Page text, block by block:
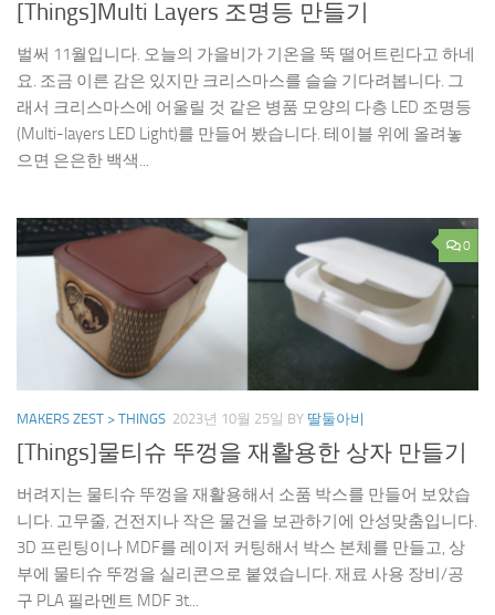
[Things]Multi Layers 조명등 만들기
벌써 11월입니다. 오늘의 가을비가 기온을 뚝 떨어트린다고 하네
요. 조금 이른 감은 있지만 크리스마스를 슬슬 기다려봅니다. 그
래서 크리스마스에 어울릴 것 같은 병품 모양의 다층 LED 조명등
(Multi-layers LED Light)를 만들어 봤습니다. 테이블 위에 올려놓
으면 은은한 백색...
0
MAKERS ZEST > THINGS 2023년 10월 25일 BY 딸둘아비
[Things]물티슈 뚜껑을 재활용한 상자 만들기
버려지는 물티슈 뚜껑을 재활용해서 소품 박스를 만들어 보았습
니다. 고무줄, 건전지나 작은 물건을 보관하기에 안성맞춤입니다.
3D 프린팅이나 MDF를 레이저 커팅해서 박스 본체를 만들고, 상
부에 물티슈 뚜껑을 실리콘으로 붙였습니다. 재료 사용 장비/공
구 PLA 필라멘트 MDF 3t...